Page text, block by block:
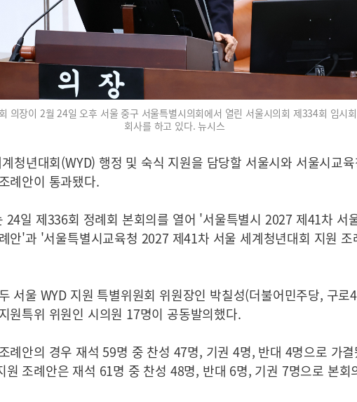
의장이 2월 24일 오후 서울 중구 서울특별시의회에서 열린 서울시의회 제334회 임시
회사를 하고 있다. 뉴시스
청년대회(WYD) 행정 및 숙식 지원을 담당할 서울시와 서울시교
례안이 통과됐다.
24일 제336회 정례회 본회의를 열어 '서울특별시 2027 제41차 서
안'과 '서울특별시교육청 2027 제41차 서울 세계청년대회 지원
서울 WYD 지원 특별위원회 위원장인 박칠성(더불어민주당, 구로
원특위 위원인 시의원 17명이 공동발의했다.
례안의 경우 재석 59명 중 찬성 47명, 기권 4명, 반대 4명으로 가
원 조례안은 재석 61명 중 찬성 48명, 반대 6명, 기권 7명으로 본회